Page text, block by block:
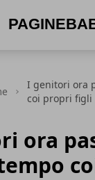
I genitori ora
coi propri figli
ora